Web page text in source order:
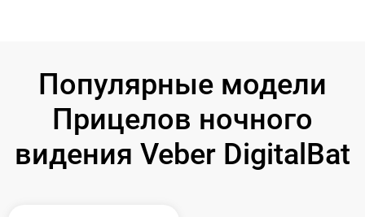
Популярные модели
Прицелов ночного
видения Veber DigitalBat